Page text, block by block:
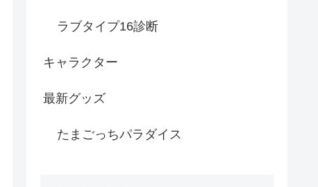
ラブタイプ16診断
キャラクター
最新グッズ
たまごっちパラダイス